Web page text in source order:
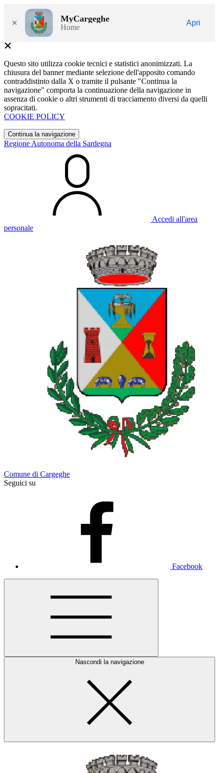
× MyCargeghe
Home
Apri
Questo sito utilizza cookie tecnici e statistici anonimizzati. La
chiusura del banner mediante selezione dell'apposito comando
contraddistinto dalla X o tramite il pulsante "Continua la
navigazione" comporta la continuazione della navigazione in
assenza di cookie o altri strumenti di tracciamento diversi da quelli
sopracitati.
COOKIE POLICY
Continua la navigazione
Regione Autonoma della Sardegna
Accedi all'area
personale
Comune di Cargeghe
Seguici su
Facebook
Nascondi la navigazione